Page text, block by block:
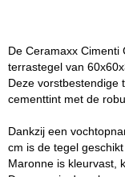
De Ceramaxx Cimenti
terrastegel van
Deze vorstbestendige
cementtint met de
Dankzij een
cm is de tegel
Maronne is kleurvast,